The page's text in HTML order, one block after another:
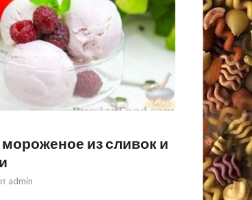
из сливок и
admin